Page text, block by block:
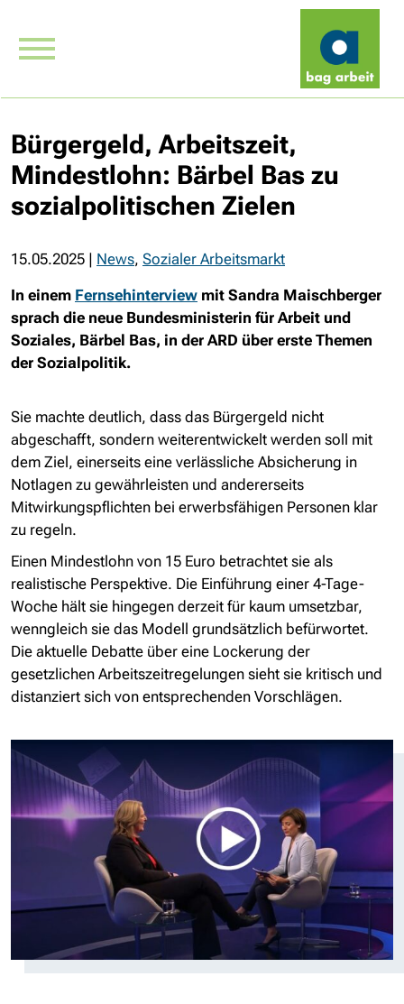
Bürgergeld, Arbeitszeit,
Mindestlohn: Bärbel Bas zu
sozialpolitischen Zielen
15.05.2025 | News, Sozialer Arbeitsmarkt
In einem Fernsehinterview mit Sandra Maischberger
sprach die neue Bundesministerin für Arbeit und
Soziales, Bärbel Bas, in der ARD über erste Themen
der Sozialpolitik.
Sie machte deutlich, dass das Bürgergeld nicht
abgeschafft, sondern weiterentwickelt werden soll mit
dem Ziel, einerseits eine verlässliche Absicherung in
Notlagen zu gewährleisten und andererseits
Mitwirkungspflichten bei erwerbsfähigen Personen klar
zu regeln.
Einen Mindestlohn von 15 Euro betrachtet sie als
realistische Perspektive. Die Einführung einer 4-Tage-
Woche hält sie hingegen derzeit für kaum umsetzbar,
wenngleich sie das Modell grundsätzlich befürwortet.
Die aktuelle Debatte über eine Lockerung der
gesetzlichen Arbeitszeitregelungen sieht sie kritisch und
distanziert sich von entsprechenden Vorschlägen.